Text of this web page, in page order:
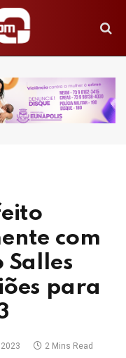
com
Salles
para
2 Mins Read